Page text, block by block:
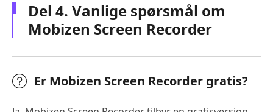
Del 4. Vanlige spørsmål om
Mobizen Screen Recorder
Er Mobizen Screen Recorder gratis?